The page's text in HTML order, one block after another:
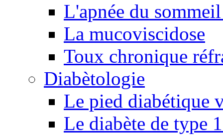
L'apnée du
La mucoviscidose
Toux chronique
Diabètologie
Le pied diabétique
Le diabète de type